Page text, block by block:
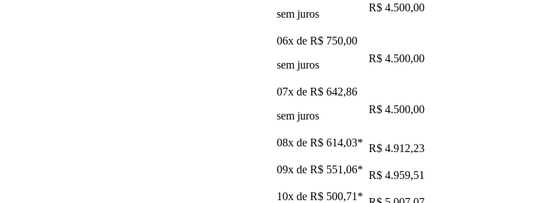
sem juros
R$ 4.500,00
06x de R$ 750,00
sem juros
R$ 4.500,00
07x de R$ 642,86
sem juros
R$ 4.500,00
08x de R$ 614,03* R$ 4.912,23
09x de R$ 551,06* R$ 4.959,51
10x de R$ 500,71 *